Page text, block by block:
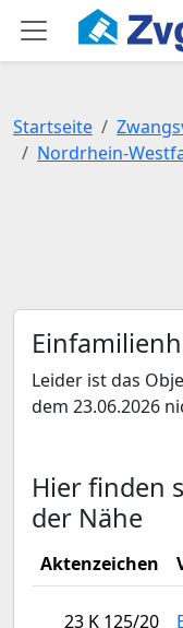
Startseite
Nordrhein-
Leider ist das
dem 23.06.2026
Hier finden
der Nähe
Aktenzeichen
23 K 125/20